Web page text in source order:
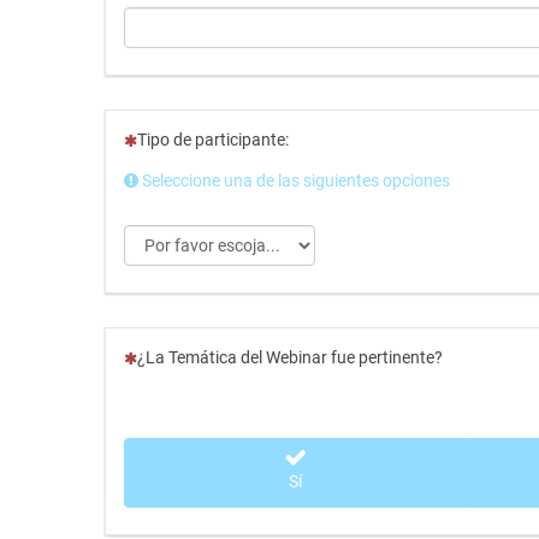
(Esta pregunta es obligatoria)
Tipo de participante:
Seleccione una de las siguientes opciones
(Esta pregunta es obligatoria)
¿La Temática del Webinar fue pertinente?
Sí